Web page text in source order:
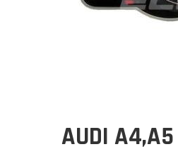
AUDI A4,A5